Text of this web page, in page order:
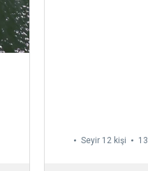
Seyir 12 kişi